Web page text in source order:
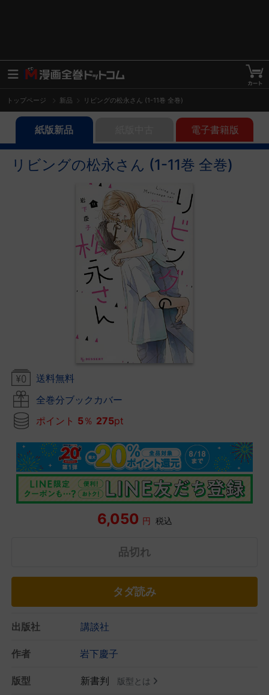
トップページ 新品 リビングの松永さん (1-11巻 全巻)
紙版新品 電子書籍版
リビングの松永さん (1-11巻 全巻)
送料無料
全巻分ブックカバー
ポイント 5％ 275pt
6,050 円 税込
品切れ
タダ読み
出版社 講談社
作者 岩下慶子
版型 新書判 版型とは